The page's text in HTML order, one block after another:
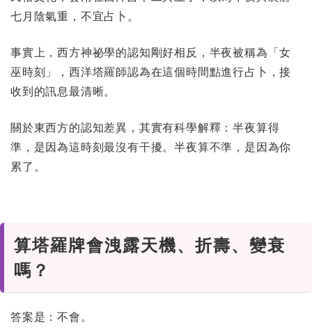
七月陰氣重，不宜占卜。
事實上，西方神祕學的認知剛好相反，半夜被稱為「女
巫時刻」，西洋塔羅師認為在這個時間點進行占卜，接
收到的訊息最清晰。
關於東西方的認知差異，其實有科學解釋：半夜算得
準，是因為這時刻最沒有干擾。半夜算不準，是因為你
累了。
算塔羅牌會洩露天機、折壽、變衰
嗎？
答案是：不會。